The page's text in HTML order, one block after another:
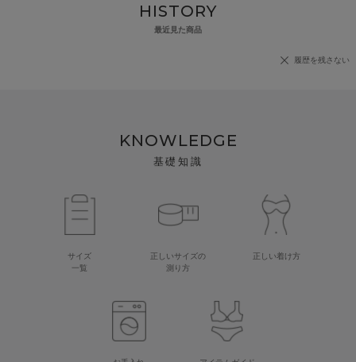
HISTORY
最近見た商品
履歴を残さない
KNOWLEDGE
基礎知識
サイズ
一覧
正しいサイズの
測り方
正しい着け方